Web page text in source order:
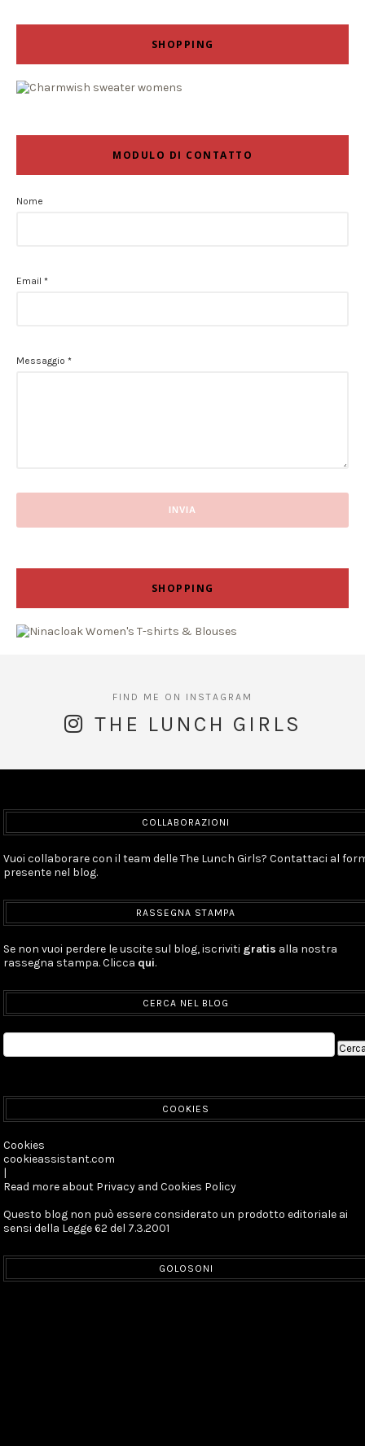
SHOPPING
MODULO DI CONTATTO
Nome
Email *
Messaggio *
SHOPPING
THE LUNCH GIRLS
COLLABORAZIONI
Vuoi collaborare con il team delle The Lunch Girls? Contattaci al
presente nel blog.
RASSEGNA STAMPA
Se non vuoi perdere le uscite sul blog, iscriviti gratis alla nostra
rassegna stampa. Clicca qui.
CERCA NEL BLOG
COOKIES
Cookies
cookieassistant.com
|
Read more about Privacy and Cookies Policy
Questo blog non può essere considerato un prodotto editoriale ai
sensi della Legge 62 del 7.3.2001
GOLOSONI